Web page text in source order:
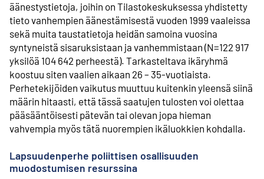
äänestystietoja, joihin on Tilastokeskuksessa yhdistetty
tieto vanhempien äänestämisestä vuoden 1999 vaaleissa
sekä muita taustatietoja heidän samoina vuosina
syntyneistä sisaruksistaan ja vanhemmistaan (N=122 917
yksilöä 104 642 perheestä). Tarkasteltava ikäryhmä
koostuu siten vaalien aikaan 26 – 35-vuotiaista.
Perhetekijöiden vaikutus muuttuu kuitenkin yleensä siinä
määrin hitaasti, että tässä saatujen tulosten voi olettaa
pääsääntöisesti pätevän tai olevan jopa hieman
vahvempia myös tätä nuorempien ikäluokkien kohdalla.
Lapsuudenperhe poliittisen osallisuuden
muodostumisen resurssina